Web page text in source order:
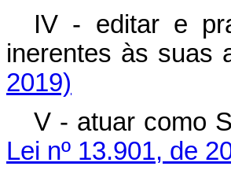
IV - editar e
inerentes às
2019)
V - atuar como
Lei nº 13.901, de